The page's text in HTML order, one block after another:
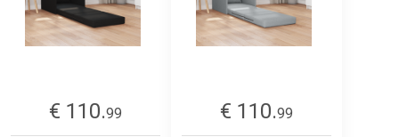
€ 110.99
€ 110.99